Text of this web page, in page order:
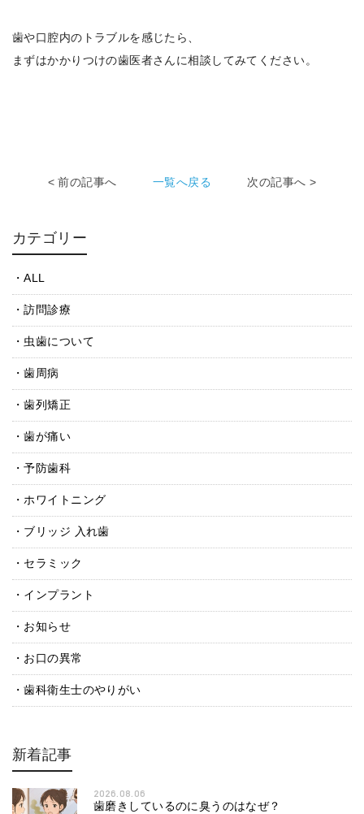
歯や口腔内のトラブルを感じたら、
まずはかかりつけの歯医者さんに相談してみてください。
< 前の記事へ 一覧へ戻る 次の記事へ >
カテゴリー
ALL
訪問診療
虫歯について
歯周病
歯列矯正
歯が痛い
予防歯科
ホワイトニング
ブリッジ 入れ歯
セラミック
インプラント
お知らせ
お口の異常
歯科衛生士のやりがい
新着記事
2026.08.06
歯磨きしているのに臭うのはなぜ？